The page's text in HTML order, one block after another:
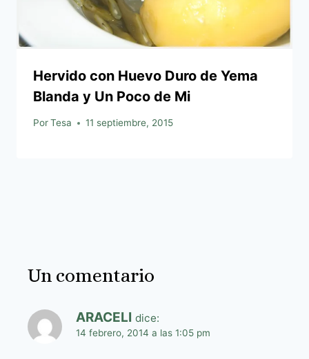
Hervido con Huevo Duro de Yema
Blanda y Un Poco de Mi
PorTesa 11 septiembre, 2015
Un comentario
ARACELI dice:
14 febrero, 2014 a las 1:05 pm